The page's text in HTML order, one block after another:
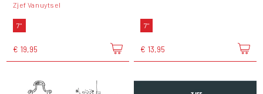
Zjef Vanuytsel
7"
€ 19,95
7"
€ 13,95